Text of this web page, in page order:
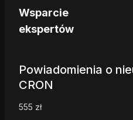
Wsparcie
ekspertów
Powiadomienia o
CRON
555 zł